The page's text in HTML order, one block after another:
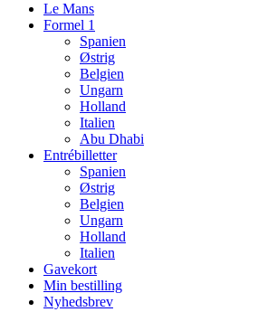
Le Mans
Formel 1
Spanien
Østrig
Belgien
Ungarn
Holland
Italien
Abu Dhabi
Entrébilletter
Spanien
Østrig
Belgien
Ungarn
Holland
Italien
Gavekort
Min bestilling
Nyhedsbrev